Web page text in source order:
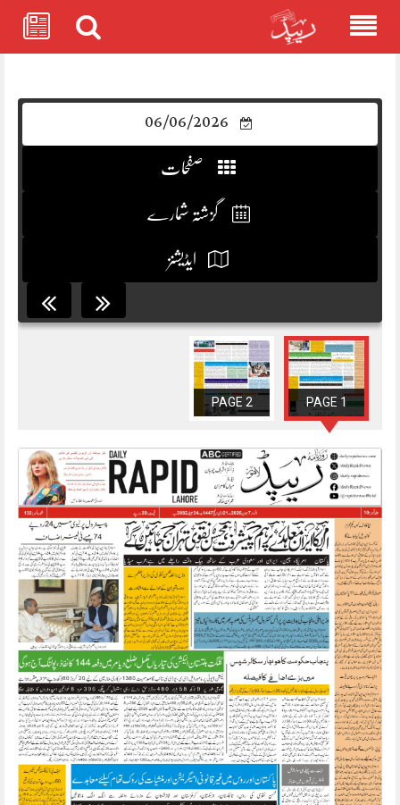
06/06/2026
صفحات
گزشتہ شمارے
ایڈیشنز
PAGE 1
PAGE 2